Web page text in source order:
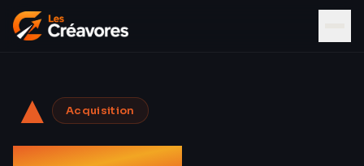
▲ Acquisition